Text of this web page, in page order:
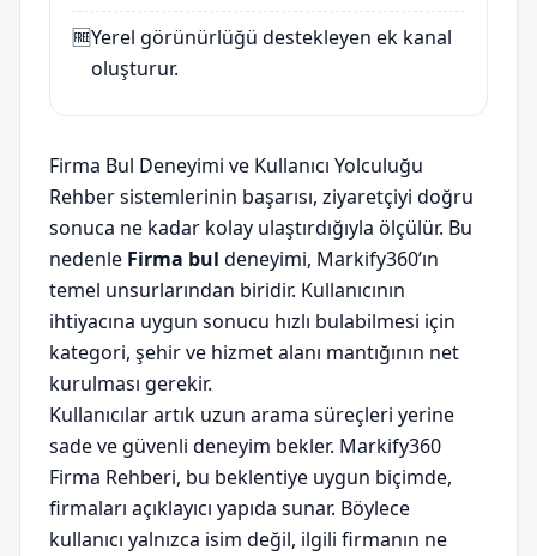
🆓Yerel görünürlüğü destekleyen ek kanal
oluşturur.
Firma Bul Deneyimi ve Kullanıcı Yolculuğu
Rehber sistemlerinin başarısı, ziyaretçiyi doğru
sonuca ne kadar kolay ulaştırdığıyla ölçülür. Bu
nedenle Firma bul deneyimi, Markify360’ın
temel unsurlarından biridir. Kullanıcının
ihtiyacına uygun sonucu hızlı bulabilmesi için
kategori, şehir ve hizmet alanı mantığının net
kurulması gerekir.
Kullanıcılar artık uzun arama süreçleri yerine
sade ve güvenli deneyim bekler. Markify360
Firma Rehberi, bu beklentiye uygun biçimde,
firmaları açıklayıcı yapıda sunar. Böylece
kullanıcı yalnızca isim değil, ilgili firmanın ne